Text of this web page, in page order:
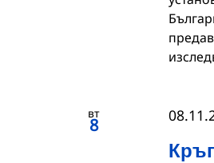
вт
8